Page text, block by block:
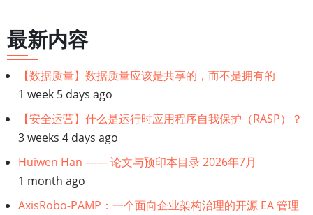
链
接：
【自
然
语
言】
最新内容
【数据质量】数据质量应该是共享的，而不是拥有的
1 week 5 days ago
【安全运营】什么是运行时应用程序自我保护（RASP）？
3 weeks 4 days ago
Huiwen Han —— 论文与预印本目录 2026年7月
1 month ago
AxisRobo-PAMP：一个面向企业架构治理的开源 EA 管理